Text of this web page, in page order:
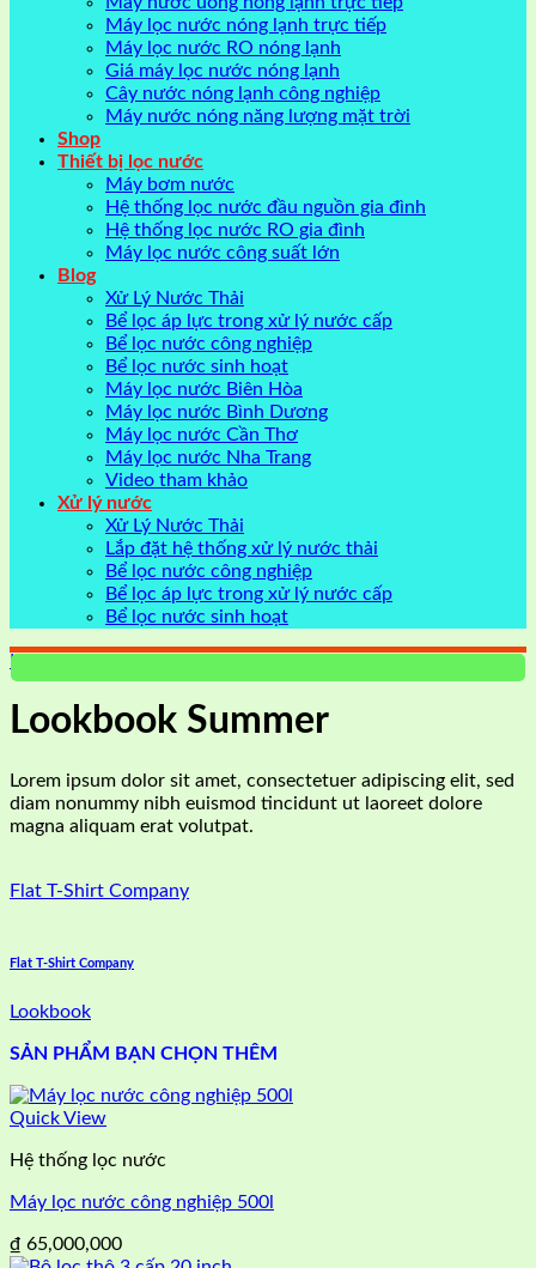
Máy lọc nước nóng lạnh trực tiếp
Máy lọc nước RO nóng lạnh
Giá máy lọc nước nóng lạnh
Cây nước nóng lạnh công nghiệp
Máy nước nóng năng lượng mặt trời
Shop
Thiết bị lọc nước
Máy bơm nước
Hệ thống lọc nước đầu nguồn gia đình
Hệ thống lọc nước RO gia đình
Máy lọc nước công suất lớn
Blog
Xử Lý Nước Thải
Bể lọc áp lực trong xử lý nước cấp
Bể lọc nước công nghiệp
Bể lọc nước sinh hoạt
Máy lọc nước Biên Hòa
Máy lọc nước Bình Dương
Máy lọc nước Cần Thơ
Máy lọc nước Nha Trang
Video tham khảo
Xử lý nước
Xử Lý Nước Thải
Lắp đặt hệ thống xử lý nước thải
Bể lọc nước công nghiệp
Bể lọc áp lực trong xử lý nước cấp
Bể lọc nước sinh hoạt
Lookbook
Lookbook Summer
Lorem ipsum dolor sit amet, consectetuer adipiscing elit, sed
diam nonummy nibh euismod tincidunt ut laoreet dolore
magna aliquam erat volutpat.
Flat T-Shirt Company
Flat T-Shirt Company
Lookbook
SẢN PHẨM BẠN CHỌN THÊM
Quick View
Hệ thống lọc nước
Máy lọc nước công nghiệp 500l
₫ 65,000,000